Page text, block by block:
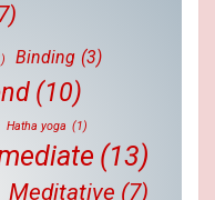
Binding (3)
(10)
Hatha yoga (1)
(13)
Meditative (7)